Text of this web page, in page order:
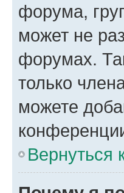
форума,
может не
форумах.
только
можете
Вернуться